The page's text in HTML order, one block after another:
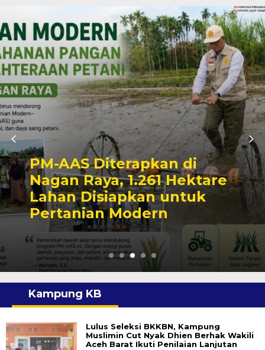
DWP Aceh Barat Lantik
Pengurus Unit RSUD Cut
Nyak Dhien Meulaboh
Masa Bakti 2026-2030
Kampung KB
Lulus Seleksi BKKBN, Kampung
Muslimin Cut Nyak Dhien Berhak Wakili
Aceh Barat Ikuti Penilaian Lanjutan